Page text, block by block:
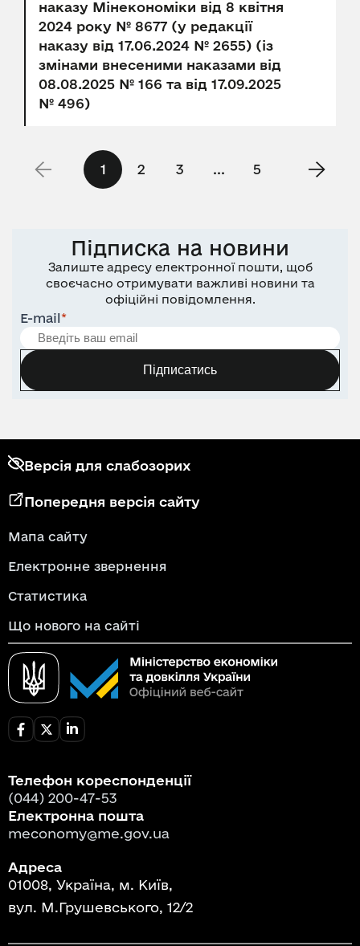
наказу Мінекономіки від 8 квітня
2024 року № 8677 (у редакції
наказу від 17.06.2024 № 2655) (із
змінами внесеними наказами від
08.08.2025 № 166 та від 17.09.2025
№ 496)
1 2 3 ... 5
Підписка на новини
Залиште адресу електронної пошти, щоб
своєчасно отримувати важливі новини та
офіційні повідомлення.
E-mail*
Підписатись
Версія для слабозорих
Попередня версія сайту
Мапа сайту
Електронне звернення
Статистика
Що нового на сайті
Телефон кореспонденції
(044) 200-47-53
Електронна пошта
meconomy@me.gov.ua
Адреса
01008, Україна, м. Київ,
вул. М.Грушевського, 12/2